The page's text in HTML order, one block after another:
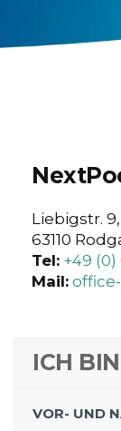
Liebigstr. 9,
63110
Tel: +49 (0)
Mail:
ICH
VOR- UND